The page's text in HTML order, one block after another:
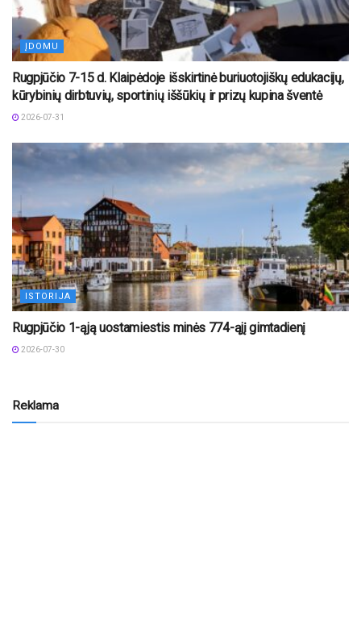
ĮDOMU
Rugpjūčio 7-15 d. Klaipėdoje išskirtinė buriuotojiškų edukacijų,
kūrybinių dirbtuvių, sportinių iššūkių ir prizų kupina šventė
2026-07-31
ISTORIJA
Rugpjūčio 1-ąją uostamiestis minės 774-ąjį gimtadienį
2026-07-30
Reklama